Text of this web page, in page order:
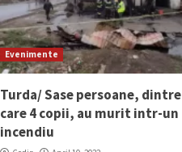
Evenimente
Turda/ Sase persoane, dintre
care 4 copii, au murit intr-un
incendiu